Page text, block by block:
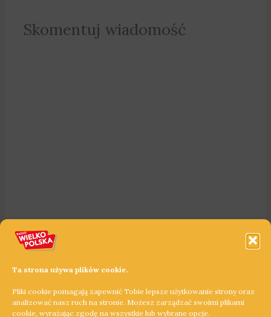
Ta strona używa plików cookie.
Pliki cookie pomagają zapewnić Tobie lepsze użytkowanie strony oraz
analizować nasz ruch na stronie. Możesz zarządzać swoimi plikami
cookie, wyrażając zgodę na wszystkie lub wybrane opcje.
Skomentuj wiadomość